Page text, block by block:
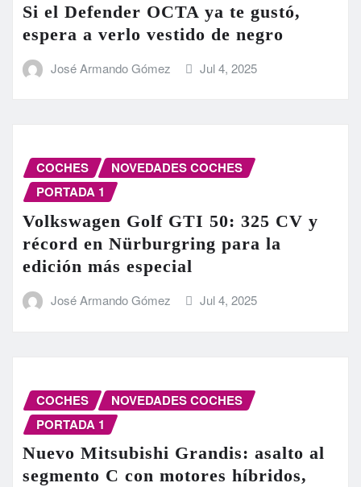
Si el Defender OCTA ya te gustó,
espera a verlo vestido de negro
José Armando Gómez Jul 4, 2025
COCHES
NOVEDADES COCHES
PORTADA 1
Volkswagen Golf GTI 50: 325 CV y
récord en Nürburgring para la
edición más especial
José Armando Gómez Jul 4, 2025
COCHES
NOVEDADES COCHES
PORTADA 1
Nuevo Mitsubishi Grandis: asalto al
segmento C con motores híbridos,